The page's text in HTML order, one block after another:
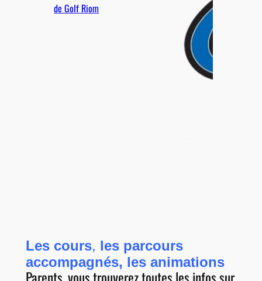
de Golf Riom
Les cours, les parcours
accompagnés, les animations